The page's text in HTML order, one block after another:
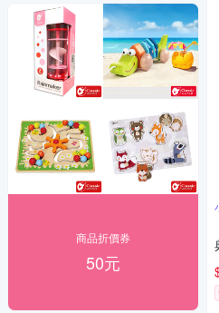
商品折價券
50元